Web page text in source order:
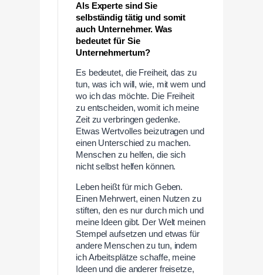
Als Experte sind Sie
selbständig tätig und somit
auch Unternehmer. Was
bedeutet für Sie
Unternehmertum?
Es bedeutet, die Freiheit, das zu
tun, was ich will, wie, mit wem und
wo ich das möchte. Die Freiheit
zu entscheiden, womit ich meine
Zeit zu verbringen gedenke.
Etwas Wertvolles beizutragen und
einen Unterschied zu machen.
Menschen zu helfen, die sich
nicht selbst helfen können.
Leben heißt für mich Geben.
Einen Mehrwert, einen Nutzen zu
stiften, den es nur durch mich und
meine Ideen gibt. Der Welt meinen
Stempel aufsetzen und etwas für
andere Menschen zu tun, indem
ich Arbeitsplätze schaffe, meine
Ideen und die anderer freisetze,